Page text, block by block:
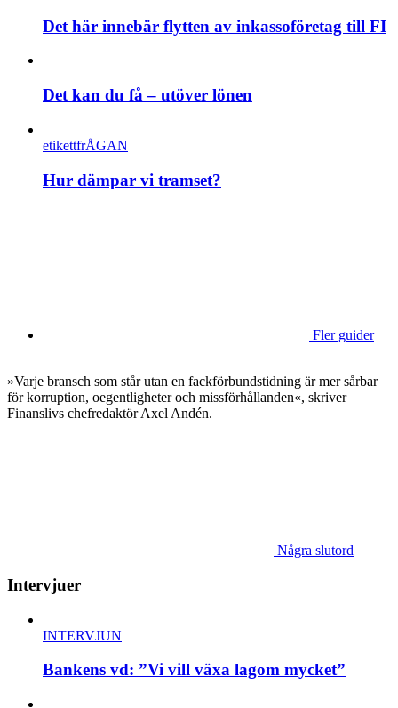
Det här innebär flytten av inkassoföretag till FI
Det kan du få – utöver lönen
etikettfrÅGAN
Hur dämpar vi tramset?
Fler guider
»Varje bransch som står utan en fackförbundstidning är mer sårbar
för korruption, oegentligheter och missförhållanden«, skriver
Finanslivs chefredaktör Axel Andén.
Några slutord
Intervjuer
INTERVJUN
Bankens vd: ”Vi vill växa lagom mycket”